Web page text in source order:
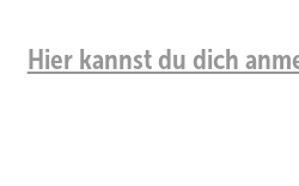
Hier kannst du dich